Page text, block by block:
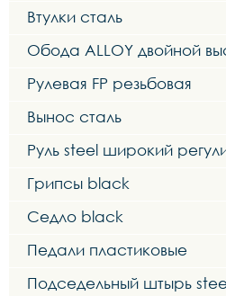
Втулки сталь
Обода ALLOY двойной
Рулевая FP резьбовая
Вынос сталь
Руль steel широкий
Грипсы black
Седло black
Педали пластиковые
Подседельный штырь